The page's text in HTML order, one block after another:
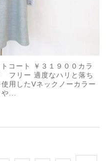
コート ￥３１９００カラ
リー 適度なハリと落ち
用したVネックノーカラー
...